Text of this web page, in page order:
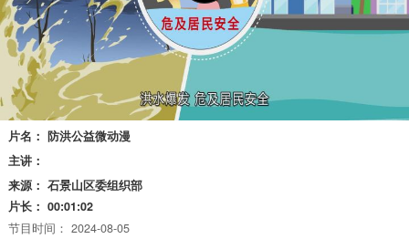
片名： 防洪公益微动漫
主讲：
来源： 石景山区委组织部
片长： 00:01:02
节目时间： 2024-08-05